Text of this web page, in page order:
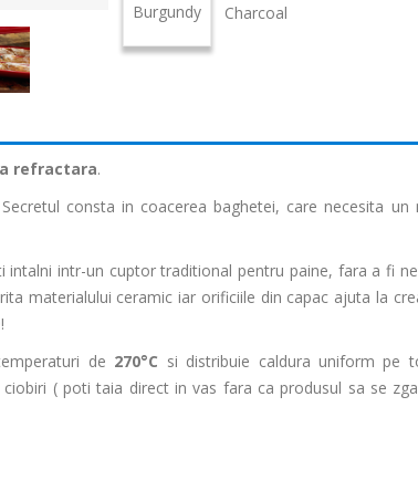
Burgundy Charcoal
refractara.
consta in coacerea baghetei, care necesita un
intalni intr-un cuptor traditional pentru paine, fara a fi
materialului ceramic iar orificiile din capac ajuta la
de 270°C si distribuie caldura uniform pe
( poti taia direct in vas fara ca produsul sa se